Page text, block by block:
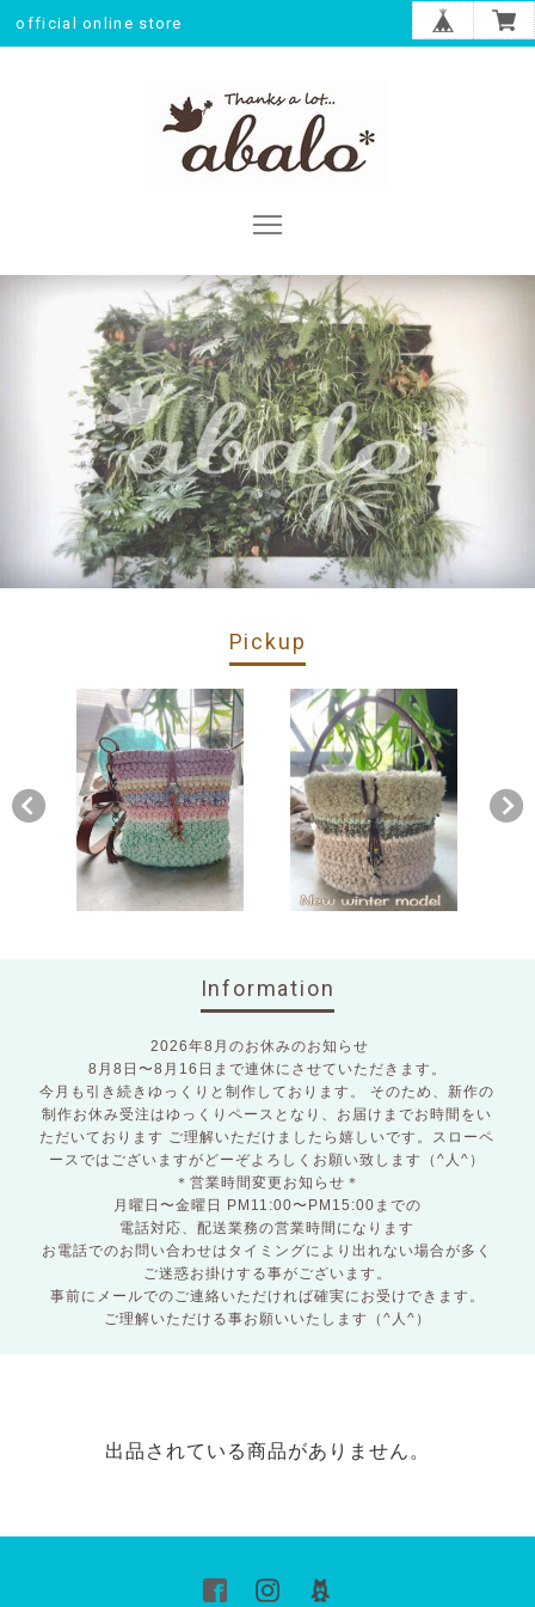
official online store
Pickup
Information
2026年8月のお休みのお知らせ
8月8日〜8月16日まで連休にさせていただきます。
今月も引き続きゆっくりと制作しております。 そのため、新作の
制作お休み受注はゆっくりペースとなり、お届けまでお時間をい
ただいております ご理解いただけましたら嬉しいです。スローペ
ースではございますがどーぞよろしくお願い致します（^人^）
＊営業時間変更お知らせ＊
月曜日〜金曜日 PM11:00〜PM15:00までの
電話対応、配送業務の営業時間になります
お電話でのお問い合わせはタイミングにより出れない場合が多く
ご迷惑お掛けする事がございます。
事前にメールでのご連絡いただければ確実にお受けできます。
ご理解いただける事お願いいたします（^人^）
出品されている商品がありません。